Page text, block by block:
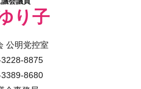
り子
公明党控室
8875
8680